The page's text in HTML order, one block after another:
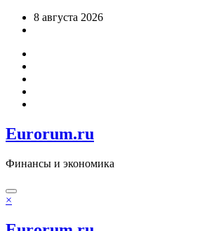
Перейти8 августа 2026
Eurorum.ru
Финансы и экономика
×